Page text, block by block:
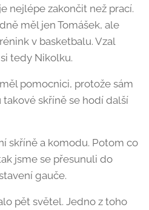
nejlépe zakončit než prací.
měl jen Tomášek, ale
v basketbalu. Vzal
tedy Nikolku.
pomocnici, protože sám
takové skříně se hodí další
skříně a komodu. Potom co
jsme se přesunuli do
gauče.
pět světel. Jedno z toho